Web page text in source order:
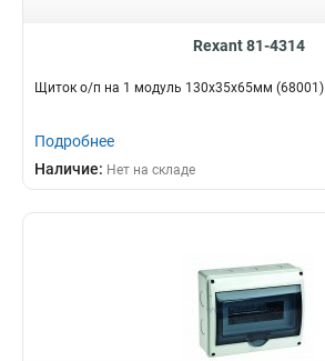
Rexant 81-4314
Щиток о/п на 1 модуль 130х35х65мм (68001)
Подробнее
Наличие: Нет на складе